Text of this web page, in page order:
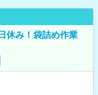
休み！袋詰め作業